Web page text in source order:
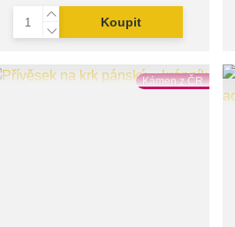
Koupit
Kámen z ČR